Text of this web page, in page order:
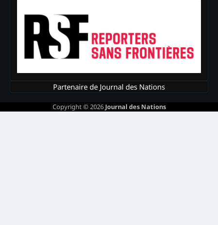
Partenaire de Journal des Nations
Copyright © 2026 Journal des Nations